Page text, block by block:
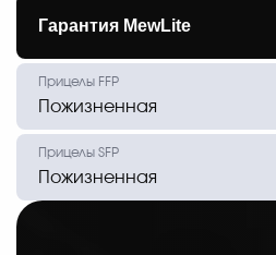
Гарантия MewLite
Пожизненная
Пожизненная